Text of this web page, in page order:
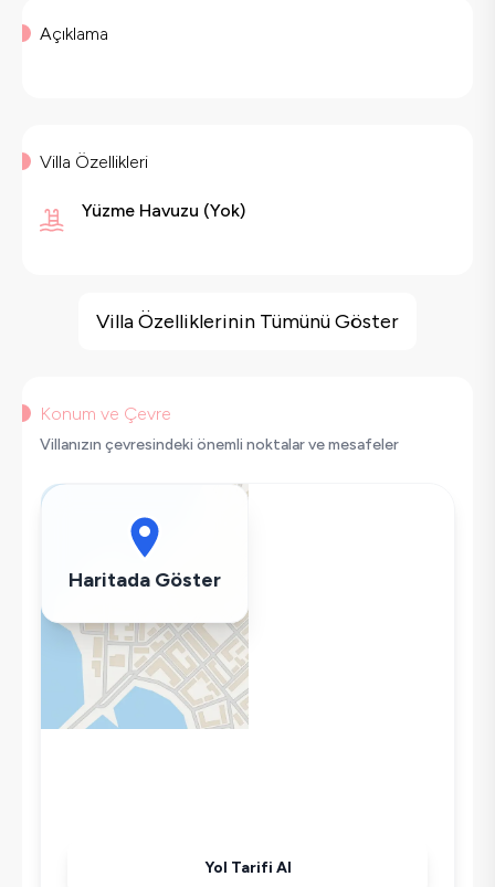
Açıklama
Villa Özellikleri
Yüzme Havuzu (Yok)
Saç Kurutma Makinası
Bulaşık Makinesi
Buzdolabı
Mikrodalga
Kettle
Havuz-Bahçe Bakımı
Villa Özelliklerinin Tümünü Göster
Konum ve Çevre
Villanızın çevresindeki önemli noktalar ve mesafeler
Haritada Göster
Yol Tarifi Al